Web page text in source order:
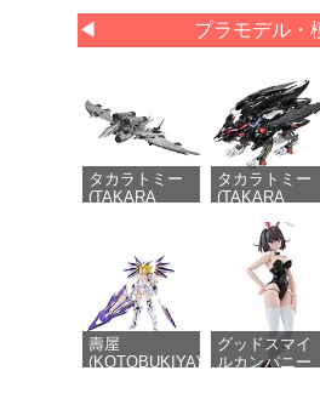
◀ プラモデル・
タカラトミー
(TAKARA
REALIZE
MODEL リア
ライズモデル
ZOIDS ゾイド
RMZ-024 スト
ームソーダー
色分け済み プ
タカラトミー
(TAKARA
SPARK
ZOIDS ゾイド
ファングリフ
ォン 色分け済
み プラキット
壽屋
(KOTOBUKIYA)
グッドスマイ
ルカンパニー